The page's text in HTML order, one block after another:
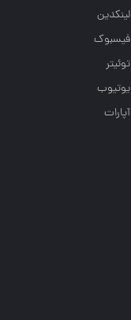
لینکدین
فیسبوک
توئیتر
یوتیوب
آپارات